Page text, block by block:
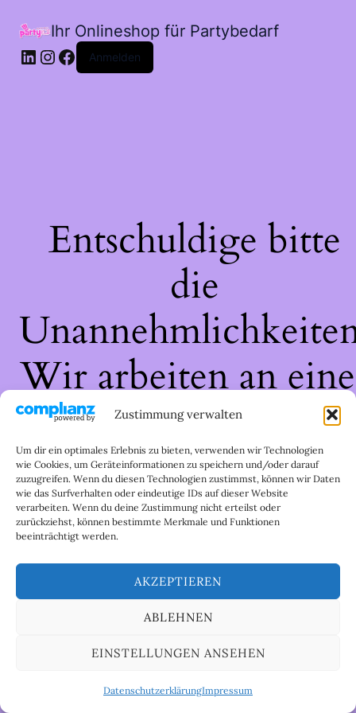
Zustimmung verwalten
Um dir ein optimales Erlebnis zu bieten, verwenden wir Technologien
wie Cookies, um Geräteinformationen zu speichern und/oder darauf
zuzugreifen. Wenn du diesen Technologien zustimmst, können wir Daten
wie das Surfverhalten oder eindeutige IDs auf dieser Website
verarbeiten. Wenn du deine Zustimmung nicht erteilst oder
zurückziehst, können bestimmte Merkmale und Funktionen
beeinträchtigt werden.
AKZEPTIEREN
ABLEHNEN
EINSTELLUNGEN ANSEHEN
DatenschutzerklärungImpressum
Ihr Onlineshop für Partybedarf
LinkedIn
Instagram
Facebook
Anmelden
Entschuldige bitte
die
Wir arbeiten an
großartigen Sache
schau bald wieder
vorbei!